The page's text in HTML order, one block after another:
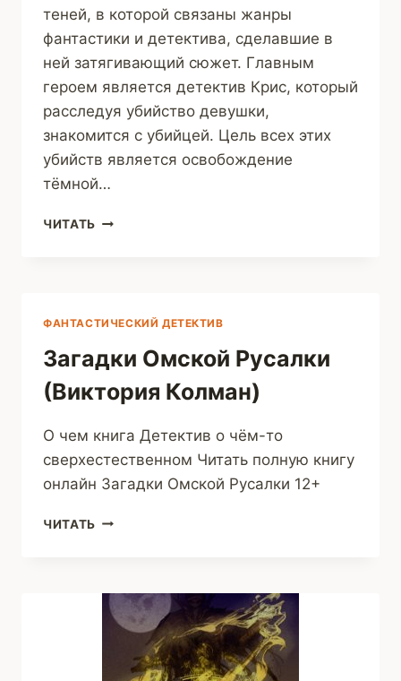
теней, в которой связаны жанры
фантастики и детектива, сделавшие в
ней затягивающий сюжет. Главным
героем является детектив Крис, который
расследуя убийство девушки,
знакомится с убийцей. Цель всех этих
убийств является освобождение
тёмной…
ЧИТАТЬ МИР
ФАНТАСТИЧЕСКИЙ ДЕТЕКТИВ
Загадки Омской Русалки
(Виктория Колман)
О чем книга Детектив о чём-то
сверхестественном Читать полную книгу
онлайн Загадки Омской Русалки 12+
ЧИТАТЬ ЗАГАДКИ
КОЛМАН)